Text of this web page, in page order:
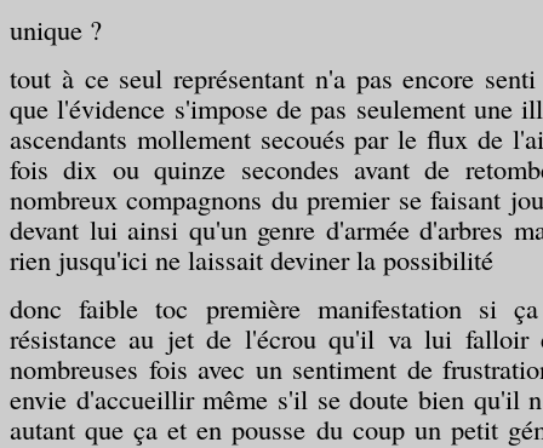
unique ?
tout à ce seul représentant n'a pas encore
que l'évidence s'impose de pas seulement une
ascendants mollement secoués par le flux de
fois dix ou quinze secondes avant de
nombreux compagnons du premier se faisant
devant lui ainsi qu'un genre d'armée d'arbres
rien jusqu'ici ne laissait deviner la possibilité
donc faible toc première manifestation si
résistance au jet de l'écrou qu'il va lui falloir
nombreuses fois avec un sentiment de
envie d'accueillir même s'il se doute bien qu'il
autant que ça et en pousse du coup un petit